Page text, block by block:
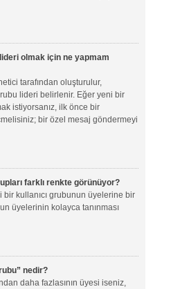
olmak için ne yapmam
tarafından oluşturulur,
lideri belirlenir. Eğer yeni bir
istiyorsanız, ilk önce bir
bir özel mesaj göndermeyi
farklı renkte görünüyor?
kullanıcı grubunun üyelerine bir
üyelerinin kolayca tanınması
nedir?
daha fazlasının üyesi iseniz,